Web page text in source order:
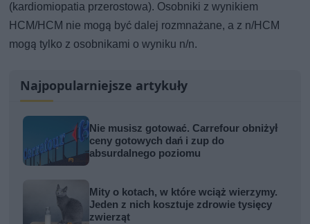
(kardiomiopatia przerostowa). Osobniki z wynikiem
HCM/HCM nie mogą być dalej rozmnażane, a z n/HCM
mogą tylko z osobnikami o wyniku n/n.
Najpopularniejsze artykuły
Nie musisz gotować. Carrefour obniżył
ceny gotowych dań i zup do
absurdalnego poziomu
Mity o kotach, w które wciąż wierzymy.
Jeden z nich kosztuje zdrowie tysięcy
zwierząt